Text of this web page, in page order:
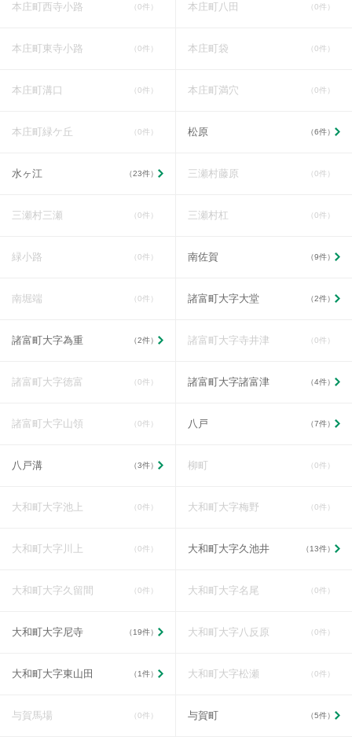
本庄町西寺小路 （0件） 本庄町八田 （0件）
本庄町東寺小路 （0件） 本庄町袋 （0件）
本庄町溝口 （0件） 本庄町満穴 （0件）
本庄町緑ケ丘 （0件） 松原 （6件）
水ヶ江 （23件） 三瀬村藤原 （0件）
三瀬村三瀬 （0件） 三瀬村杠 （0件）
緑小路 （0件） 南佐賀 （9件）
南堀端 （0件） 諸富町大字大堂 （2件）
諸富町大字為重 （2件） 諸富町大字寺井津 （0件）
諸富町大字徳富 （0件） 諸富町大字諸富津 （4件）
諸富町大字山領 （0件） 八戸 （7件）
八戸溝 （3件） 柳町 （0件）
大和町大字池上 （0件） 大和町大字梅野 （0件）
大和町大字川上 （0件） 大和町大字久池井 （13件）
大和町大字久留間 （0件） 大和町大字名尾 （0件）
大和町大字尼寺 （19件） 大和町大字八反原 （0件）
大和町大字東山田 （1件） 大和町大字松瀬 （0件）
与賀馬場 （0件） 与賀町 （5件）